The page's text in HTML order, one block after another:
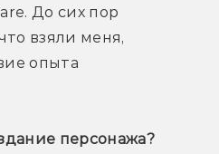
До сих пор
взяли меня,
опыта
персонажа?